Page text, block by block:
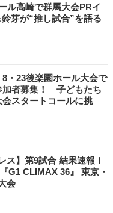
ル高崎で群馬大会PRイ
芽が“推し試合”を語る
8・23後楽園ホール大会で
加者募集！ 子どもたち
スタートコールに挑
ス】第9試合 結果速報！
G1 CLIMAX 36』 東京・
会